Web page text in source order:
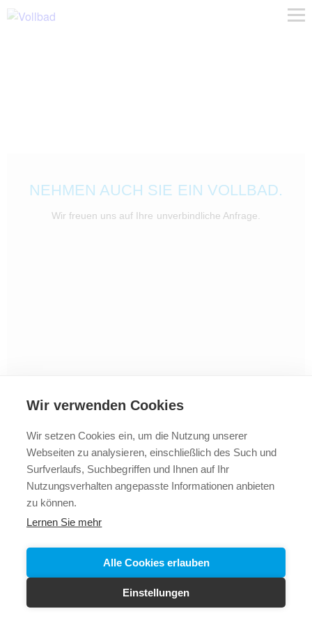
Wir verwenden Cookies
Wir setzen Cookies ein, um die Nutzung unserer
Webseiten zu analysieren, einschließlich des Such und
Surfverlaufs, Suchbegriffen und Ihnen auf Ihr
Nutzungsverhalten angepasste Informationen anbieten
zu können.
Lernen Sie mehr
Alle Cookies erlauben
Einstellungen
NEHMEN AUCH SIE EIN VOLLBAD.
Wir freuen uns auf Ihre unverbindliche Anfrage.
2025 © Vollbad Impressum Datenschutz
62288